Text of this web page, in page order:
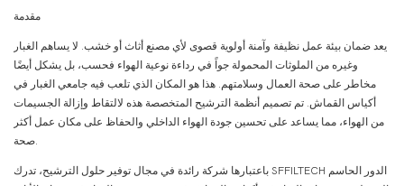
مقدمة
يعد ضمان بيئة عمل نظيفة وآمنة أولوية قصوى لأي مصنع أثاث أو خشب. لا يساهم الغبار
وغيره من الملوثات المحمولة جواً في رداءة نوعية الهواء فحسب، بل يشكل أيضًا
مخاطر على صحة العمال وسلامتهم. هذا هو المكان الذي تلعب فيه جامعي الغبار في
أكياس القماش. تم تصميم أنظمة الترشيح المتخصصة هذه لالتقاط وإزالة الجسيمات
من الهواء، مما يساعد على تحسين جودة الهواء الداخلي والحفاظ على مكان عمل أكثر
صحة.
باعتبارها شركة رائدة في مجال توفير حلول الترشيح، تدرك SFFILTECH الدور الحاسم